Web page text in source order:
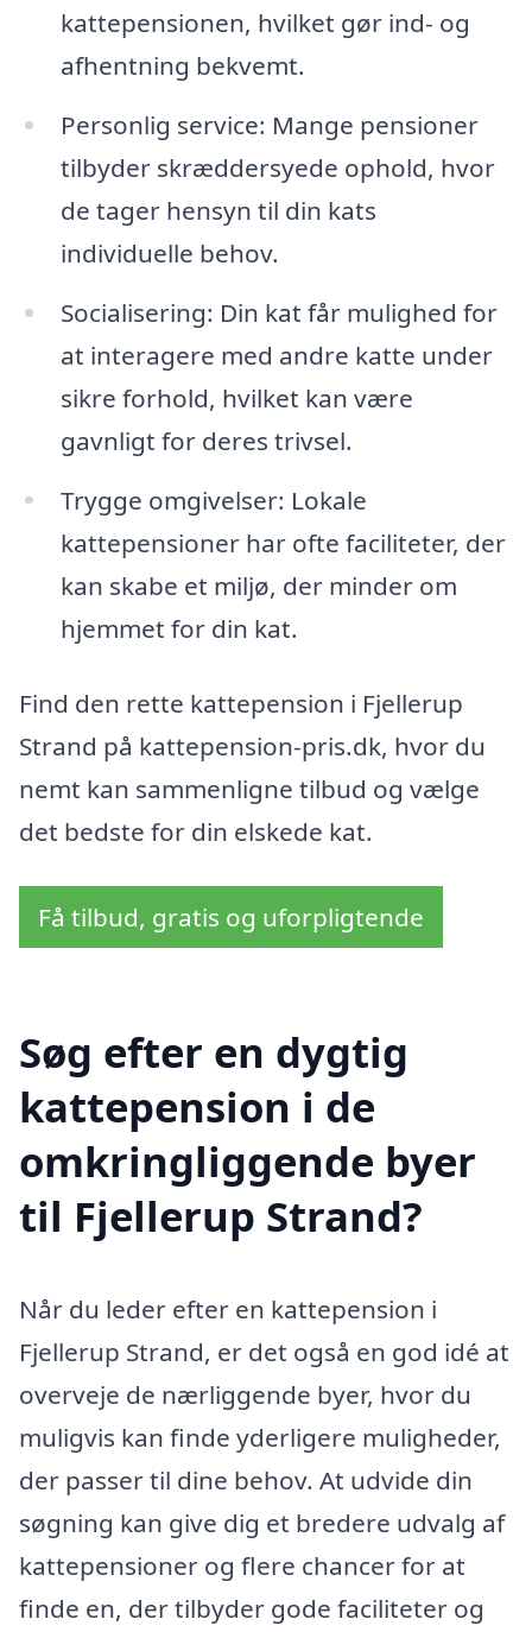
kattepensionen, hvilket gør ind- og
afhentning bekvemt.
Personlig service: Mange pensioner
tilbyder skræddersyede ophold, hvor
de tager hensyn til din kats
individuelle behov.
Socialisering: Din kat får mulighed for
at interagere med andre katte under
sikre forhold, hvilket kan være
gavnligt for deres trivsel.
Trygge omgivelser: Lokale
kattepensioner har ofte faciliteter, der
kan skabe et miljø, der minder om
hjemmet for din kat.
Find den rette kattepension i Fjellerup
Strand på kattepension-pris.dk, hvor du
nemt kan sammenligne tilbud og vælge
det bedste for din elskede kat.
Få tilbud, gratis og uforpligtende
Søg efter en dygtig
kattepension i de
omkringliggende byer
til Fjellerup Strand?
Når du leder efter en kattepension i
Fjellerup Strand, er det også en god idé at
overveje de nærliggende byer, hvor du
muligvis kan finde yderligere muligheder,
der passer til dine behov. At udvide din
søgning kan give dig et bredere udvalg af
kattepensioner og flere chancer for at
finde en, der tilbyder gode faciliteter og